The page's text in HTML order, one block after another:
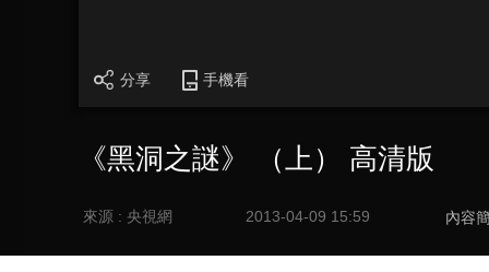
分享 手機看
《黑洞之謎》 （上） 高清版
來源 : 央視網 2013-04-09 15:59 內容